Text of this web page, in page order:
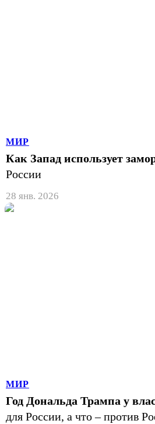
МИР
Как Запад использует
России
28 янв. 2026
МИР
Год Дональда Трампа у
для России, а что – против